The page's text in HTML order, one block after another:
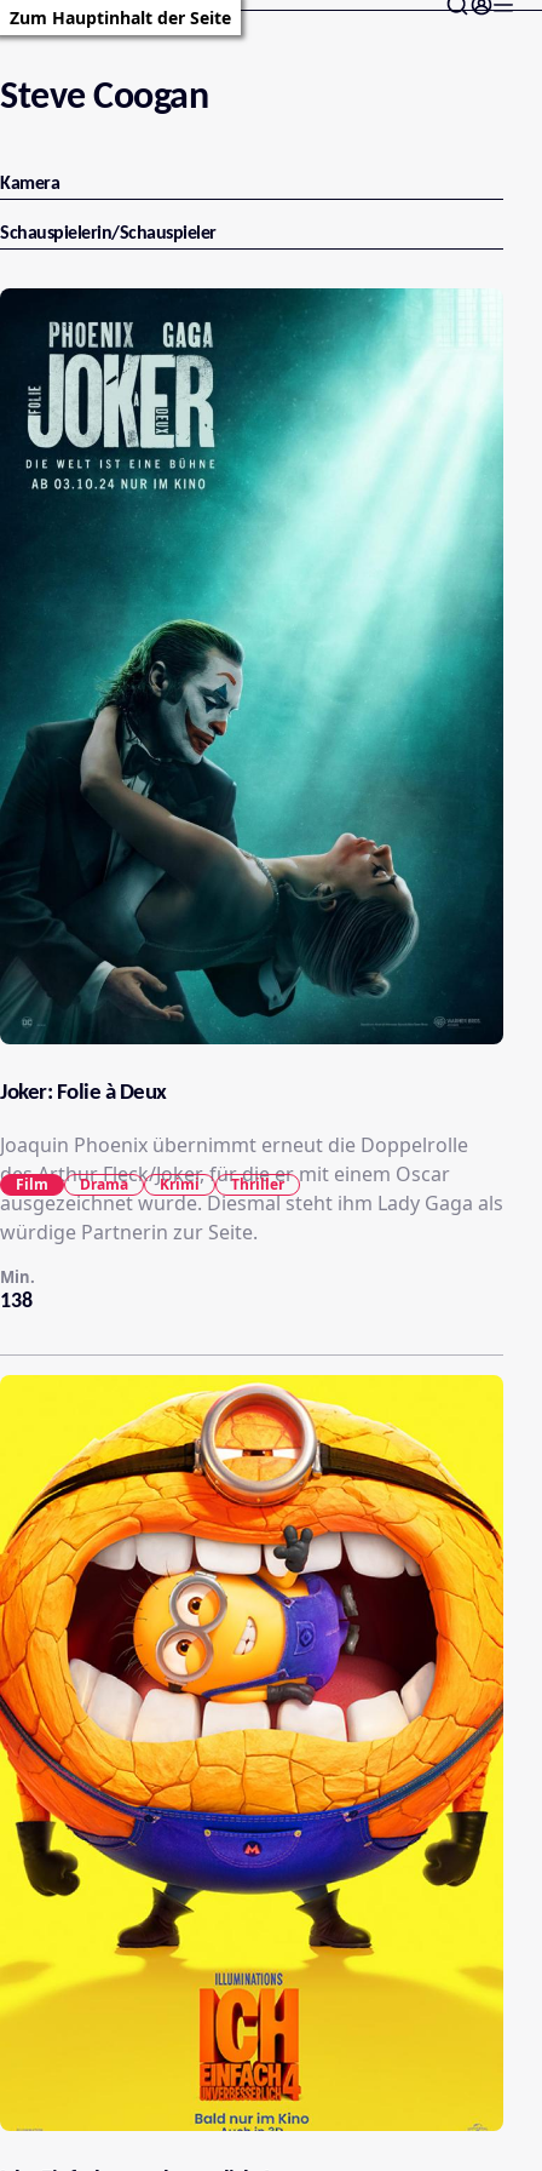
Zum Hauptinhalt der Seite
Steve Coogan
Kamera
Schauspielerin/Schauspieler
Joker: Folie à Deux
Joaquin Phoenix übernimmt erneut die Doppelrolle
des Arthur Fleck/Joker, für die er mit einem Oscar
ausgezeichnet wurde. Diesmal steht ihm Lady Gaga als
würdige Partnerin zur Seite.
138
Min.
Film Drama Krimi Thriller